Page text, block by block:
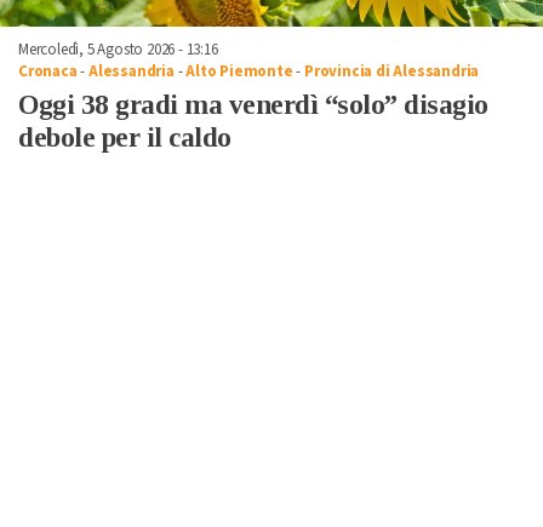
Mercoledì, 5 Agosto 2026 - 13:16
Cronaca-Alessandria -Alto Piemonte- Provincia di Alessandria
Oggi 38 gradi ma venerdì “solo” disagio
debole per il caldo